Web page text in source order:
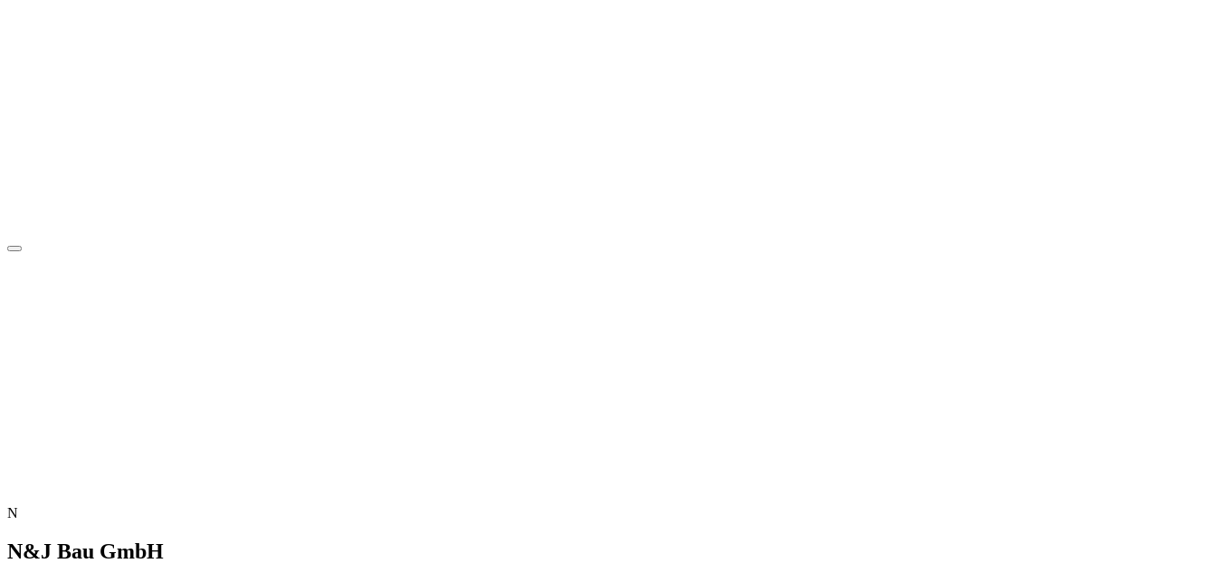
N
N&J Bau GmbH